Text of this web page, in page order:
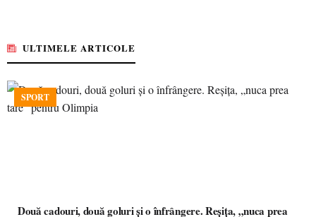
ULTIMELE ARTICOLE
SPORT
Două cadouri, două goluri și o înfrângere. Reșița, „nuca prea